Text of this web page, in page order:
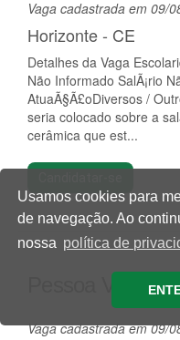
Usamos cookies para
de navegação. Ao
nossa política de
Vaga cadastrada em 09/
Horizonte - CE
Detalhes da Vaga
Não Informado SalÃ¡rio
AtuaÃ§Ã£oDiversos /
seria colocado sobre a
cerâmica que est...
Pessoa
Vaga cadastrada em 09/